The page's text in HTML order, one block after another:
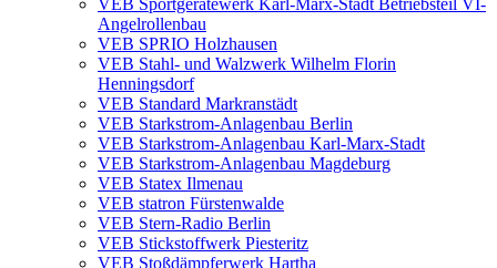
VEB Sportgerätewerk Karl-Marx-Stadt Betriebsteil VI-
Angelrollenbau
VEB SPRIO Holzhausen
VEB Stahl- und Walzwerk Wilhelm Florin
Henningsdorf
VEB Standard Markranstädt
VEB Starkstrom-Anlagenbau Berlin
VEB Starkstrom-Anlagenbau Karl-Marx-Stadt
VEB Starkstrom-Anlagenbau Magdeburg
VEB Statex Ilmenau
VEB statron Fürstenwalde
VEB Stern-Radio Berlin
VEB Stickstoffwerk Piesteritz
VEB Stoßdämpferwerk Hartha